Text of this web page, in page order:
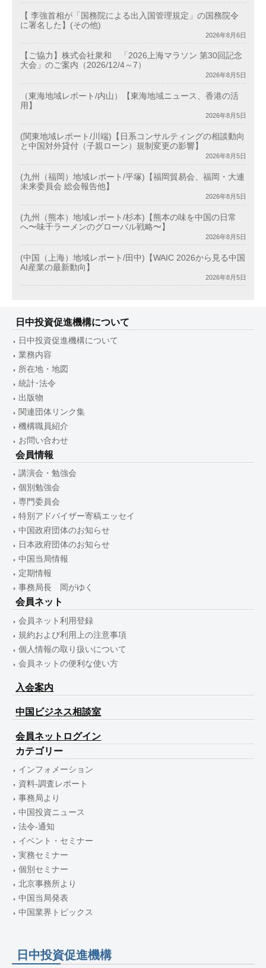
【 李強首相が「国務院による出入国管理規定」の国務院令
に署名した】(その他)
2026年8月6日
【ご協力】株式会社衆和 「2026上海マラソン 第30回記念
大会」のご案内（2026/12/4～7）
2026年8月5日
（東海地域レポート/内山）【東海地域ニュース、香港の活
用】
2026年8月5日
(関東地域レポート/川端)【日系コンサルティングの相談動向
と中国対外貸付（子親ローン）規制変更の影響】
2026年8月5日
(九州（福岡）地域レポート/平塚)【福岡貿易会、福岡・大連
未来委員会 総会報告他】
2026年8月5日
(九州（熊本）地域レポート/杉本)【熊本の味を中国の日常
へ〜味千ラーメンのグローバル戦略〜】
2026年8月5日
(中国（上海）地域レポート/田中)【WAIC 2026から見る中国
AI産業の最新動向】
2026年8月5日
日中投資促進機構について
日中投資促進機構について
業務内容
所在地・地図
統計･法令
出版物
関連団体リンク集
機構職員紹介
お問い合わせ
会員情報
講演会・勉強会
個別勉強会
専門委員会
特別アドバイザー寄稿エッセイ
中国政府団体のお知らせ
日本政府団体のお知らせ
中国当局情報
定期情報
事務局長 岡がゆく
会員ネット
会員ネット利用登録
規約および利用上の注意事項
個人情報の取り扱いについて
会員ネットの便利な使い方
入会案内
中国ビジネス相談室
会員ネットログイン
カテゴリー
インフォメーション
資料-調査レポート
事務局より
中国投資ニュース
法令-通知
イベント・セミナー
実務セミナー
個別セミナー
北京事務所より
中国当局発表
中国業界トピックス
日中投資促進機構